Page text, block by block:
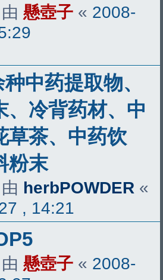
懸壺子 « 2008-
中药提取物、
、冷背药材、中
草茶、中药饮
粉末
herbPOWDER «
, 14:21
懸壺子 « 2008-